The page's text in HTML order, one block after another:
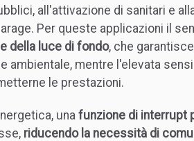
all'attivazione di sanitari e
Per queste applicazioni il
della luce di fondo, che
ambientale, mentre l'elevata
le prestazioni.
una funzione di interrupt
riducendo la necessità di